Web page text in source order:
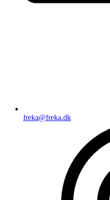
freka@freka.dk